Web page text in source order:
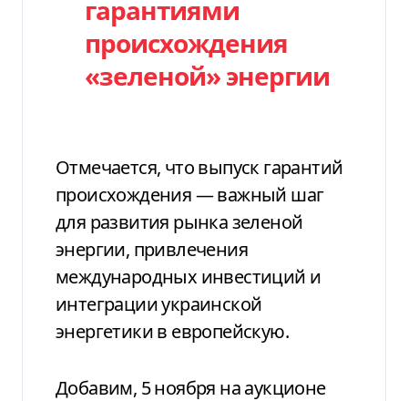
гарантиями
происхождения
«зеленой» энергии
Отмечается, что выпуск гарантий
происхождения — важный шаг
для развития рынка зеленой
энергии, привлечения
международных инвестиций и
интеграции украинской
энергетики в европейскую.
Добавим, 5 ноября на аукционе